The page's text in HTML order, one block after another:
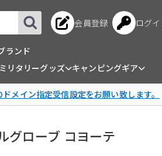
会員登録 ログ
ランド
リタリーグッズ キャンピングギア
メイン指定受信設定をお願い致します。
グローブ コヨーテ